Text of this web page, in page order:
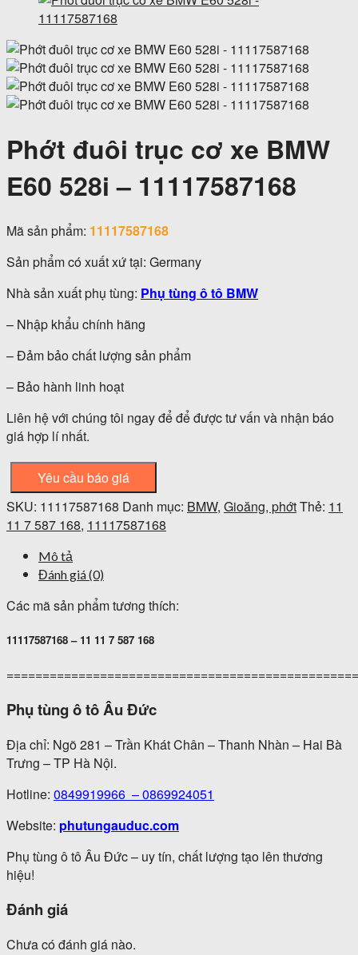
Phớt đuôi trục cơ xe BMW
E60 528i – 11117587168
Mã sản phẩm: 11117587168
Sản phẩm có xuất xứ tại: Germany
Nhà sản xuất phụ tùng: Phụ tùng ô tô BMW
– Nhập khẩu chính hãng
– Đảm bảo chất lượng sản phẩm
– Bảo hành linh hoạt
Liên hệ với chúng tôi ngay để để được tư vấn và nhận báo
giá hợp lí nhất.
Yêu cầu báo giá
SKU: 11117587168 Danh mục: BMW, Gioăng, phớtThẻ: 11
11 7 587 168, 11117587168
Mô tả
Đánh giá (0)
Các mã sản phẩm tương thích:
11117587168 – 11 11 7 587 168
Phụ tùng ô tô Âu Đức
Địa chỉ: Ngõ 281 – Trần Khát Chân – Thanh Nhàn – Hai Bà
Trưng – TP Hà Nội.
Hotline: 0849919966 –0869924051
Website: phutungauduc.com
Phụ tùng ô tô Âu Đức – uy tín, chất lượng tạo lên thương
hiệu!
Đánh giá
Chưa có đánh giá nào.